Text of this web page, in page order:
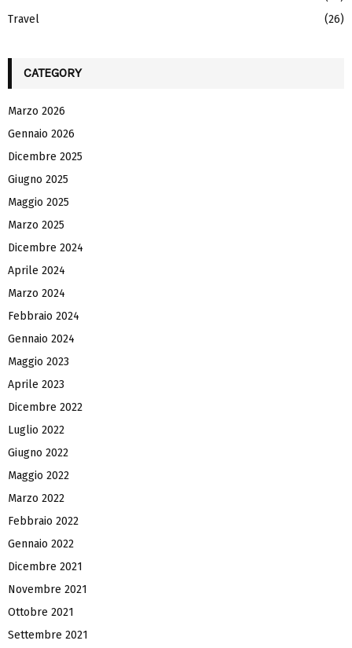
Travel
(26)
CATEGORY
Marzo 2026
Gennaio 2026
Dicembre 2025
Giugno 2025
Maggio 2025
Marzo 2025
Dicembre 2024
Aprile 2024
Marzo 2024
Febbraio 2024
Gennaio 2024
Maggio 2023
Aprile 2023
Dicembre 2022
Luglio 2022
Giugno 2022
Maggio 2022
Marzo 2022
Febbraio 2022
Gennaio 2022
Dicembre 2021
Novembre 2021
Ottobre 2021
Settembre 2021